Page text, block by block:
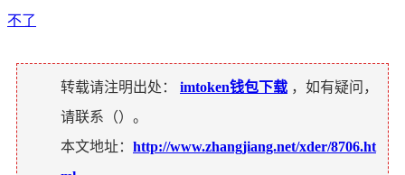
不了
转载请注明出处： imtoken钱包下载 ，如有疑问，
请联系（）。
本文地址： http://www.zhangjiang.net/xder/8706.ht